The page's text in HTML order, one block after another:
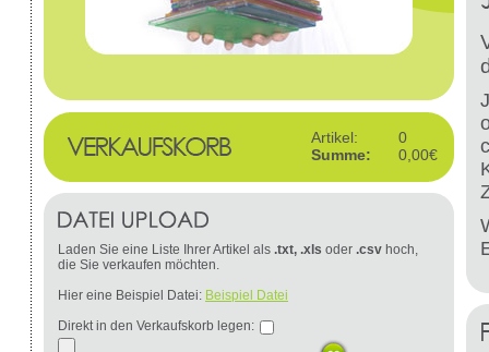
Artikel:
0
Summe:
0,00€
Laden Sie eine Liste Ihrer Artikel als .txt, .xls oder .csv hoch,
die Sie verkaufen möchten.
Hier eine Beispiel Datei: Beispiel Datei
Direkt in den Verkaufskorb legen: